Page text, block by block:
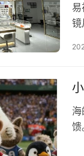
易
镜
馈